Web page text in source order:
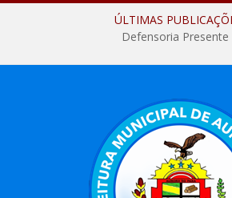
ÚLTIMAS
Defensoria Presente